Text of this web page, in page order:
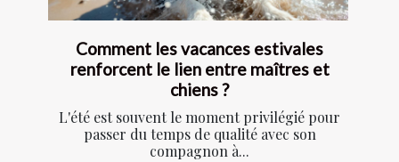
Comment les vacances estivales
renforcent le lien entre maîtres et
chiens ?
L'été est souvent le moment privilégié pour
passer du temps de qualité avec son
compagnon à...